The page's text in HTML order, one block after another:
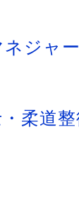
ネジャ
柔道